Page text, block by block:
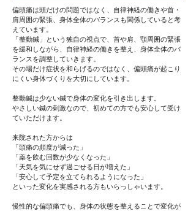
偏頭痛は頭だけの問題ではなく、自律神経の働きや首・
肩周囲の緊張、身体全体のバランスも関係していると考
えています。
「整動鍼」という独自の視点で、 首や肩、顎周囲の緊張
を緩和しながら、自律神経の働きを整え、身体全体のバ
ランスを調整していきます。
その場だけ症状を和らげるのではなく、偏頭痛が起こり
にくい身体づくりを大切にしています。
整動鍼は少ない鍼で身体の変化を引き出します。
やさしい鍼の刺激なので、初めての方でも安心して受け
ていただけます。
来院された方からは
「頭痛の頻度が減った」
「薬を飲む回数が少なくなった」
「天気を気にせず過ごせる日が増えた」
「安心して予定を立てられるようになった」
といった変化を実感される方もいらっしゃいます。
慢性的な偏頭痛でも、身体の状態を整えることで変化が